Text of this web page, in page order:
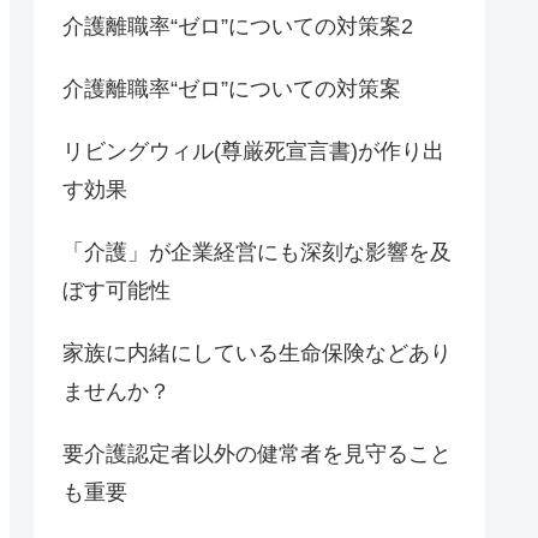
介護離職率“ゼロ”についての対策案2
介護離職率“ゼロ”についての対策案
リビングウィル(尊厳死宣言書)が作り出
す効果
「介護」が企業経営にも深刻な影響を及
ぼす可能性
家族に内緒にしている生命保険などあり
ませんか？
要介護認定者以外の健常者を見守ること
も重要